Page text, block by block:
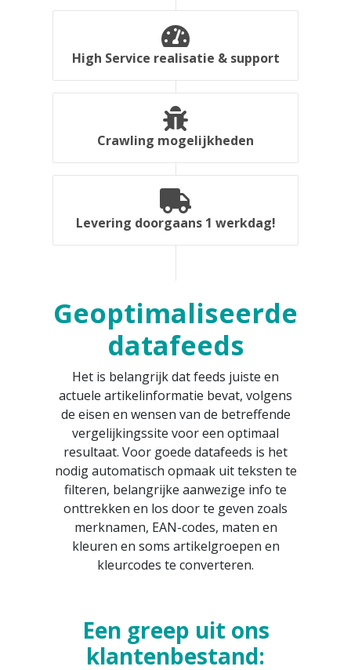
High Service realisatie & support
Crawling mogelijkheden
Levering doorgaans 1 werkdag!
Geoptimaliseerde
datafeeds
Het is belangrijk dat feeds juiste en
actuele artikelinformatie bevat, volgens
de eisen en wensen van de betreffende
vergelijkingssite voor een optimaal
resultaat. Voor goede datafeeds is het
nodig automatisch opmaak uit teksten te
filteren, belangrijke aanwezige info te
onttrekken en los door te geven zoals
merknamen, EAN-codes, maten en
kleuren en soms artikelgroepen en
kleurcodes te converteren.
Een greep uit ons
klantenbestand: